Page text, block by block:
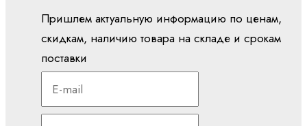
поршневые
насосы
Шестеренные
с
внешним
Пришлем актуальную информацию по ценам,
скидкам, наличию товара на складе и срокам
поставки